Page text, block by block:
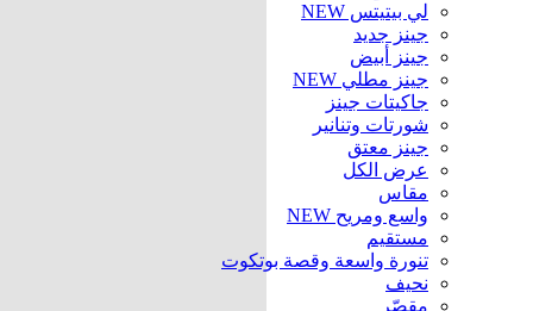
لي بيتيتس NEW
جينز جديد
جينز أبيض
جينز مطلي NEW
جاكيتات جينز
شورتات وتنانير
جينز معتق
عرض الكل
مقاس
واسع ومريح NEW
مستقيم
تنورة واسعة وقصة بوتكوت
نحيف
مقصّر